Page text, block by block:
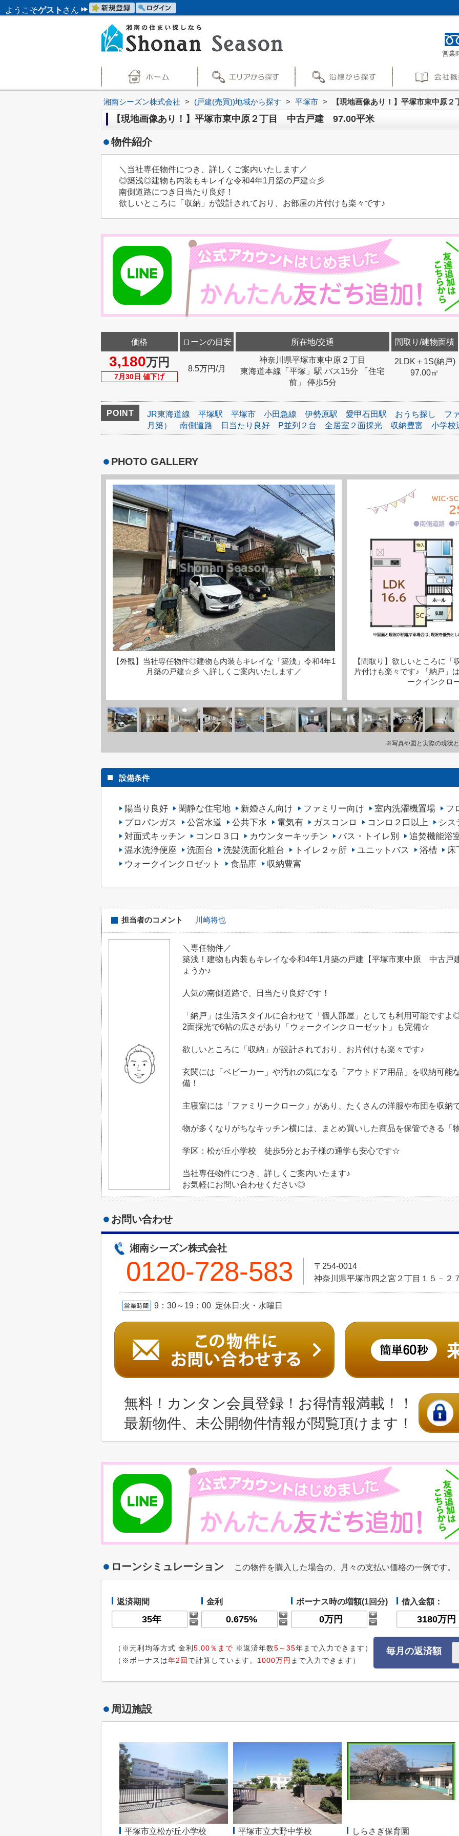
ようこそゲスト さん
営業
湘南シーズン株式会社 > (戸建(売買))地域から探す > 平塚市 > 【現地画像あり！】平塚市東中原
【現地画像あり！】平塚市東中原２丁目 中古戸建 97.00平米
物件紹介
＼当社専任物件につき、詳しくご案内いたします／
◎築浅◎建物も内装もキレイな令和4年1月築の戸建☆彡
南側道路につき日当たり良好！
欲しいところに「収納」が設計されており、お部屋の片付けも楽々です♪
価格
3,180万円
7月30日 値下げ
ローンの目安
8.5万円/月
所在地/交通
神奈川県平塚市東中原２丁目
東海道本線「平塚」駅 バス15分 「住宅
前」 停歩5分
間取り/建物面積
2LDK＋1S(納戸)
97.00㎡
POINT JR東海道線 平塚駅 平塚市 小田急線 伊勢原駅 愛甲石田駅 おうち探し
フ
月築）
南側道路 日当たり良好 P並列２台 全居室２面採光 収納豊富 小学校
PHOTO GALLERY
【外観】当社専任物件◎建物も内装もキレイな「築浅」令和4年1
月築の戸建☆彡 ＼詳しくご案内いたします／
【間取り】欲しいところに「
片付けも楽々です♪ 「納戸」
ークインクロ
※写真や図と実際の現状
設備条件
陽当り良好 閑静な住宅地 新婚さん向け ファミリー向け 室内洗濯機置場
フ
プロパンガス
公営水道 公共下水 電気有 ガスコンロ コンロ２口以上
シス
対面式キッチン
コンロ３口 カウンターキッチン バス・トイレ別
追焚機能浴
温水洗浄便座
洗面台 洗髪洗面化粧台 トイレ２ヶ所 ユニットバス 浴槽
床
ウォークインクロゼット
食品庫 収納豊富
担当者のコメント 川崎将也
＼専任物件／
築浅！建物も内装もキレイな令和4年1月築の戸建【平塚市東中原 中古
ょうか♪
人気の南側道路で、日当たり良好です！
「納戸」は生活スタイルに合わせて「個人部屋」としても利用可能ですよ
2面採光で6帖の広さがあり「ウォークインクローゼット」も完備☆
欲しいところに「収納」が設計されており、お片付けも楽々です♪
玄関には「ベビーカー」や汚れの気になる「アウトドア用品」を収納可能
備！
主寝室には「ファミリークローク」があり、たくさんの洋服や布団を収納
物が多くなりがちなキッチン横には、まとめ買いした商品を保管できる「
学区：松が丘小学校 徒歩5分とお子様の通学も安心です☆
当社専任物件につき、詳しくご案内いたます♪
お気軽にお問い合わせください◎
お問い合わせ
湘南シーズン株式会社
0120-728-583
〒254-0014
神奈川県平塚市四之宮２丁目１５－２
9：30～19：00 定休日:火・水曜日
無料！カンタン会員登録！お得情報満載！！
最新物件、未公開物件情報が閲覧頂けます！
ローンシミュレーション この物件を購入した場合の、月々の支払い価格の一例です。
返済期間 金利 ボーナス時の増額(1回分) 借入金額：
（※元利均等方式 金利 5.00％まで ※返済年数5～35年まで入力できます）
（※ボーナスは年2回 で計算しています。 1000万円 まで入力できます）
毎月の返済額
周辺施設
平塚市立松が丘小学校
平塚市立大野中学校
しらさぎ保育園